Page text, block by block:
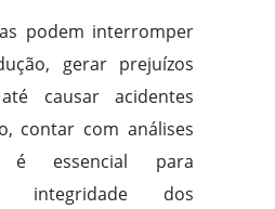
podem interromper
gerar prejuízos
causar acidentes
contar com análises
é essencial para
integridade dos